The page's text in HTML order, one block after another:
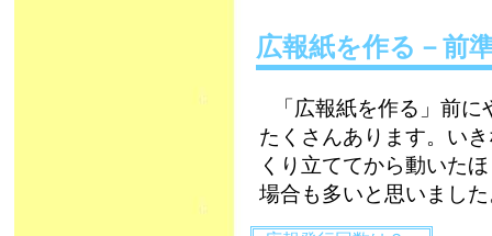
広報紙を作る－
「広報紙を作る」前
たくさんあります。い
くり立ててから動いた
場合も多いと思いまし